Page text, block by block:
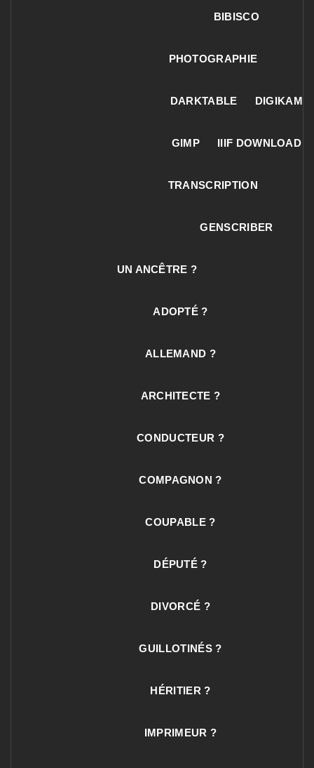
BIBISCO
PHOTOGRAPHIE
DARKTABLE DIGIKAM
GIMP IIIF DOWNLOAD
TRANSCRIPTION
GENSCRIBER
UN ANCÊTRE ?
ADOPTÉ ?
ALLEMAND ?
ARCHITECTE ?
CONDUCTEUR ?
COMPAGNON ?
COUPABLE ?
DÉPUTÉ ?
DIVORCÉ ?
GUILLOTINÉS ?
HÉRITIER ?
IMPRIMEUR ?